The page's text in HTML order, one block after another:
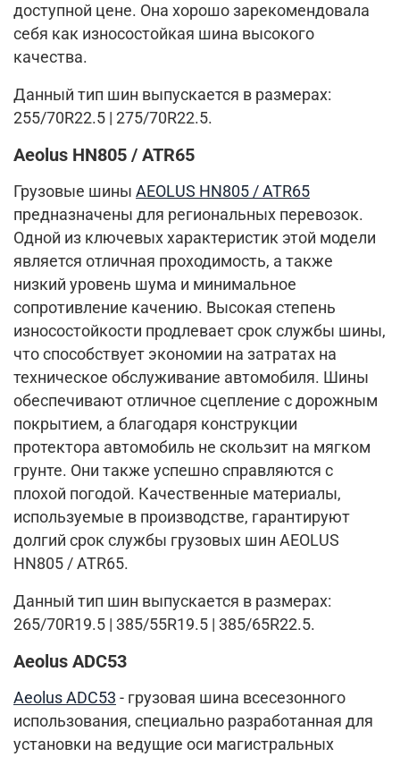
доступной цене. Она хорошо зарекомендовала
себя как износостойкая шина высокого
качества.
Данный тип шин выпускается в размерах:
255/70R22.5 | 275/70R22.5.
Aeolus HN805 / ATR65
Грузовые шины AEOLUS HN805 / ATR65
предназначены для региональных перевозок.
Одной из ключевых характеристик этой модели
является отличная проходимость, а также
низкий уровень шума и минимальное
сопротивление качению. Высокая степень
износостойкости продлевает срок службы шины,
что способствует экономии на затратах на
техническое обслуживание автомобиля. Шины
обеспечивают отличное сцепление с дорожным
покрытием, а благодаря конструкции
протектора автомобиль не скользит на мягком
грунте. Они также успешно справляются с
плохой погодой. Качественные материалы,
используемые в производстве, гарантируют
долгий срок службы грузовых шин AEOLUS
HN805 / ATR65.
Данный тип шин выпускается в размерах:
265/70R19.5 | 385/55R19.5 | 385/65R22.5.
Aeolus ADC53
Aeolus ADC53 - грузовая шина всесезонного
использования, специально разработанная для
установки на ведущие оси магистральных